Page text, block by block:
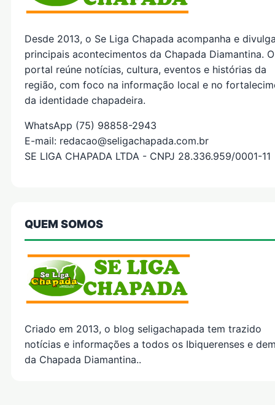
Desde 2013, o Se Liga Chapada acompanha e
principais acontecimentos da Chapada Diamantina. O
portal reúne notícias, cultura, eventos e histórias da
região, com foco na informação local e no
da identidade chapadeira.
WhatsApp (75) 98858-2943
E-mail: redacao@seligachapada.com.br
SE LIGA CHAPADA LTDA - CNPJ 28.336.959/0001-11
QUEM SOMOS
Criado em 2013, o blog seligachapada tem trazido
notícias e informações a todos os Ibiquerenses e
da Chapada Diamantina..